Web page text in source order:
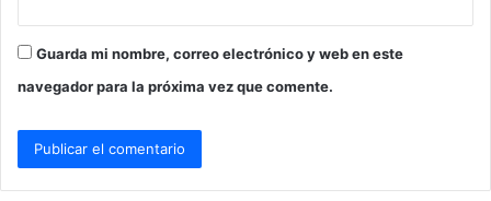
Guarda mi nombre, correo electrónico y web en este
navegador para la próxima vez que comente.